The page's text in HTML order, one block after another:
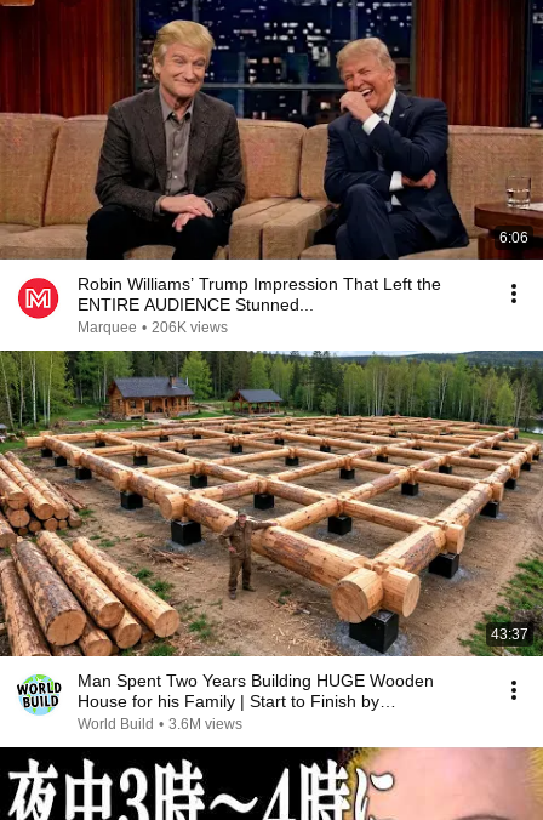
6:06
Robin Williams’ Trump Impression That Left the
ENTIRE AUDIENCE Stunned...
Marquee • 206K views
43:37
Man Spent Two Years Building HUGE Wooden
House for his Family | Start to Finish by
@bjornbrenton
World Build • 3.6M views